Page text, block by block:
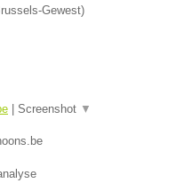
Gewest)
Screenshot ▼